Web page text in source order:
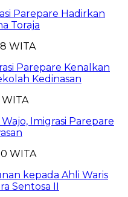
Parepare Hadirkan
Toraja
WITA
Parepare Kenalkan
Kedinasan
WITA
Imigrasi Parepare
WITA
kepada Ahli Waris
Sentosa II